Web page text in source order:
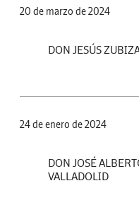
20 de marzo de 2024
DON JESÚS
24 de enero de 2024
DON JOSÉ
VALLADOLID